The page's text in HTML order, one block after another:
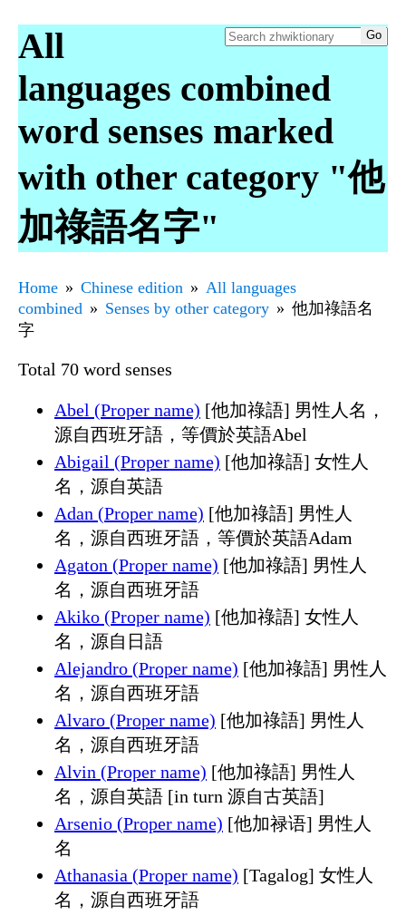
All
languages combined
word senses marked
with other category "他
加祿語名字"
Home Chinese edition
All languages
combined
Senses by other category
他加祿語名
字
Total 70 word senses
Abel (Proper name) [他加祿語] 男性人名，
源自西班牙語，等價於英語Abel
Abigail (Proper name) [他加祿語] 女性人
名，源自英語
Adan (Proper name) [他加祿語] 男性人
名，源自西班牙語，等價於英語Adam
Agaton (Proper name) [他加祿語] 男性人
名，源自西班牙語
Akiko (Proper name) [他加祿語] 女性人
名，源自日語
Alejandro (Proper name) [他加祿語] 男性人
名，源自西班牙語
Alvaro (Proper name) [他加祿語] 男性人
名，源自西班牙語
Alvin (Proper name) [他加祿語] 男性人
名，源自英語 [in turn 源自古英語]
Arsenio (Proper name) [他加禄语] 男性人
名
Athanasia (Proper name) [Tagalog] 女性人
名，源自西班牙語